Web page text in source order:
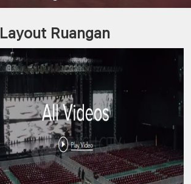
Layout Ruangan